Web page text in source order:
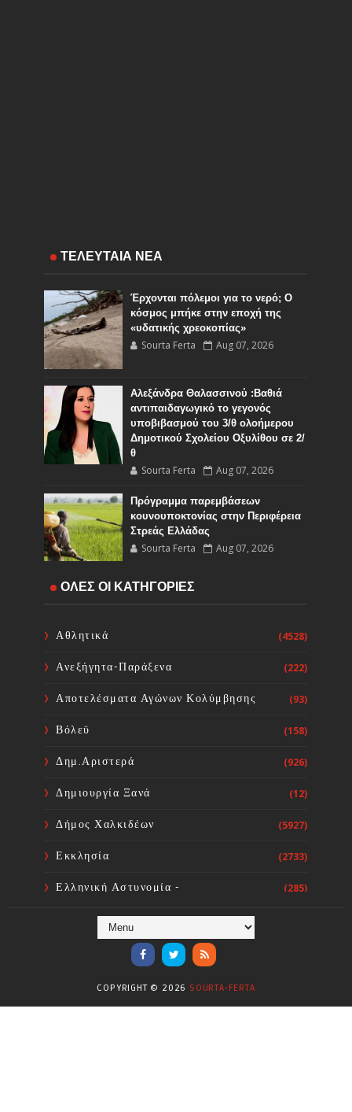
ΤΕΛΕΥΤΑΙΑ ΝΕΑ
Έρχονται πόλεμοι για το νερό; Ο
κόσμος μπήκε στην εποχή της
«υδατικής χρεοκοπίας»
Sourta Ferta Aug 07, 2026
Αλεξάνδρα Θαλασσινού :Βαθιά
αντιπαιδαγωγικό το γεγονός
υποβιβασμού του 3/θ ολοήμερου
Δημοτικού Σχολείου Οξυλίθου σε 2/
θ
Sourta Ferta Aug 07, 2026
Πρόγραμμα παρεμβάσεων
κουνουποκτονίας στην Περιφέρεια
Στρεάς Ελλάδας
Sourta Ferta Aug 07, 2026
Συνταξιούχων Ν. Εύβοιας
ΟΛΕΣ ΟΙ ΚΑΤΗΓΟΡΙΕΣ
Αθλητικά (4528)
Ανεξήγητα-Παράξενα (222)
Αποτελέσματα Αγώνων Κολύμβησης (93)
Βόλεϋ (158)
Δημ.Αριστερά (926)
Δημιουργία Ξανά (12)
Δήμος Χαλκιδέων (5927)
Εκκλησία (2733)
Ελληνική Αστυνομία -
(285)
Ενόργανη Γυμναστική
COPYRIGHT © 2026 SOURTA-FERTA